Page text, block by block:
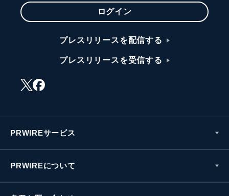
ログイン
プレスリリースを配信する
プレスリリースを受信する
PRWIREサービス
PRWIREについて